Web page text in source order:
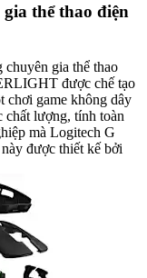
thể thao điện
gia thể thao
được chế tạo
chơi game không dây
chất lượng, tính toàn
mà Logitech G
được thiết kế bởi